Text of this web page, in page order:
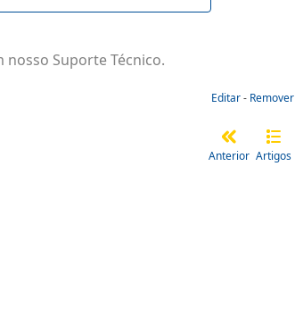
Suporte Técnico.
Editar- Remover
Anterior Artigos